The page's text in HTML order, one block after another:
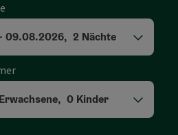
09.08.2026, 2 Nächte
Erwachsene, 0 Kinder